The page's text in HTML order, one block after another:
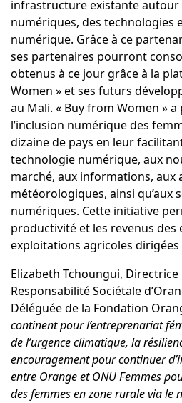
infrastructure existante autour
numériques, des technologies
numérique. Grâce à ce
ses partenaires pourront
obtenus à ce jour grâce à la
Women »et ses futurs
au Mali. « Buy from Women »
l’inclusion numérique des
dizaine de pays en leur facilitant
technologie numérique, aux
marché, aux informations, aux
météorologiques, ainsi qu’aux
numériques. Cette initiative
productivité et les revenus des
exploitations agricoles
Elizabeth Tchoungui, Directrice
Responsabilité Sociétale
Déléguée de la Fondation
continent pour l’entreprenariat
de l’urgence climatique, la
encouragement pour continuer
entre Orange et ONU Femmes
des femmes en zone rurale via le